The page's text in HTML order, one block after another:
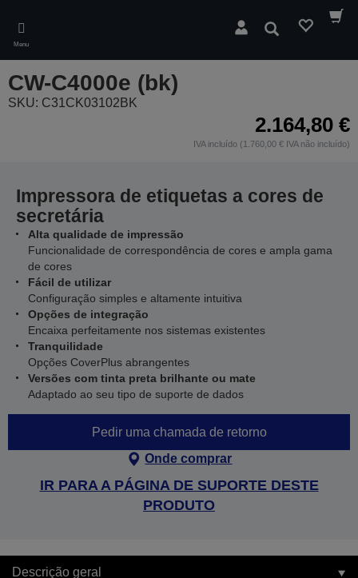
main
content
Menu
Pesquisar
CW-C4000e (bk)
SKU: C31CK03102BK
2.164,80 €
IVA incluído (1.760,00 € IVA não incluído)
Impressora de etiquetas a cores de
secretária
Alta qualidade de impressão
Funcionalidade de correspondência de cores e ampla gama
de cores
Fácil de utilizar
Configuração simples e altamente intuitiva
Opções de integração
Encaixa perfeitamente nos sistemas existentes
Tranquilidade
Opções CoverPlus abrangentes
Versões com tinta preta brilhante ou mate
Adaptado ao seu tipo de suporte de dados
Pedir uma chamada de retorno
Onde comprar
IR PARA A PÁGINA DE SUPORTE DESTE
PRODUTO
Descrição geral